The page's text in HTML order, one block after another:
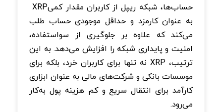
حساب‌ها، شبکه ریپل از کاربران مقدار کمیXRP
به‌ عنوان کارمزد و حداقل موجودی حساب طلب
می‌کند که علاوه بر جلوگیری از سواستفاده،
امنیت و پایداری شبکه را افزایش می‌دهد. به این
ترتیب، XRP نه تنها برای کاربران خرد، بلکه برای
موسسات بانکی و شرکت‌های مالی به عنوان ابزاری
کارآمد برای انتقال سریع و کم‌ هزینه پول به‌کار
می‌رود.